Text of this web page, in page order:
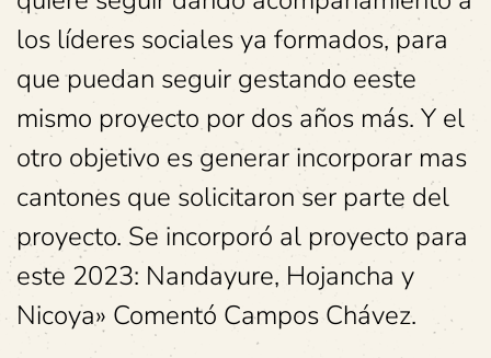
los líderes sociales ya formados, para
que puedan seguir gestando eeste
mismo proyecto por dos años más. Y el
otro objetivo es generar incorporar mas
cantones que solicitaron ser parte del
proyecto. Se incorporó al proyecto para
este 2023: Nandayure, Hojancha y
Nicoya» Comentó Campos Chávez.